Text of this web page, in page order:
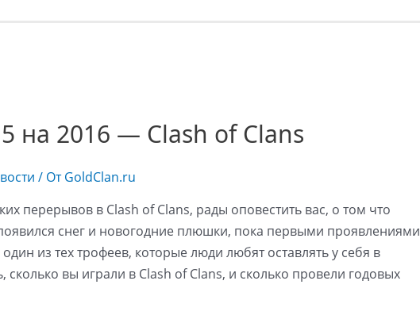
на 2016 — Clash of Clans
/ От GoldClan.ru
перерывов в Clash of Clans, рады оповестить вас, о том что
снег и новогодние плюшки, пока первыми проявлениями
из тех трофеев, которые люди любят оставлять у себя в
вы играли в Clash of Clans, и сколько провели годовых